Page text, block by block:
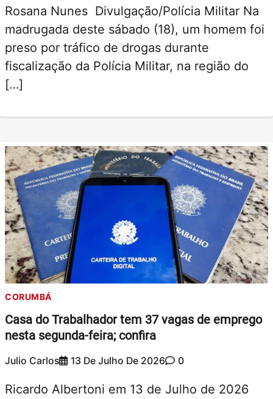
Rosana Nunes Divulgação/Polícia Militar Na
madrugada deste sábado (18), um homem foi
preso por tráfico de drogas durante
fiscalização da Polícia Militar, na região do
[…]
CORUMBÁ
Casa do Trabalhador tem 37 vagas de emprego
nesta segunda-feira; confira
Julio Carlos 13 De Julho De 2026 0
Ricardo Albertoni em 13 de Julho de 2026